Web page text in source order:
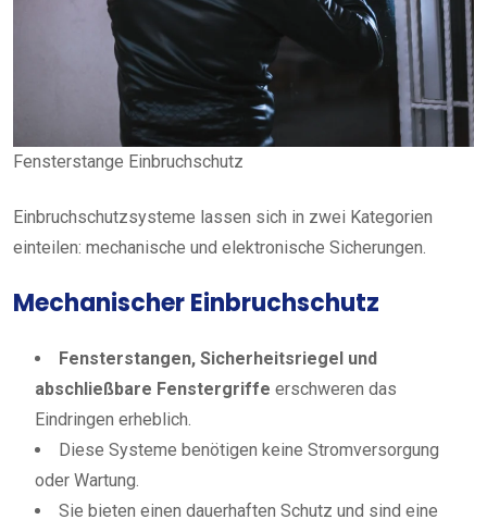
Fensterstange Einbruchschutz
Einbruchschutzsysteme lassen sich in zwei Kategorien
einteilen: mechanische und elektronische Sicherungen.
Mechanischer Einbruchschutz
Fensterstangen, Sicherheitsriegel und
abschließbare Fenstergriffe erschweren das
Eindringen erheblich.
Diese Systeme benötigen keine Stromversorgung
oder Wartung.
Sie bieten einen dauerhaften Schutz und sind eine